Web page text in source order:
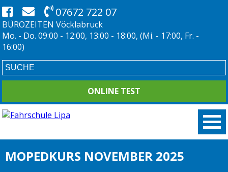
07672 722 07
BÜROZEITEN Vöcklabruck
Mo. - Do. 09:00 - 12:00, 13:00 - 18:00, (Mi. - 17:00, Fr. -
16:00)
ONLINE TEST
MOPEDKURS NOVEMBER 2025